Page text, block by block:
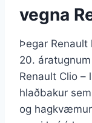
vegna
Þegar
20.
Renault Clio –
hlaðbakur
og